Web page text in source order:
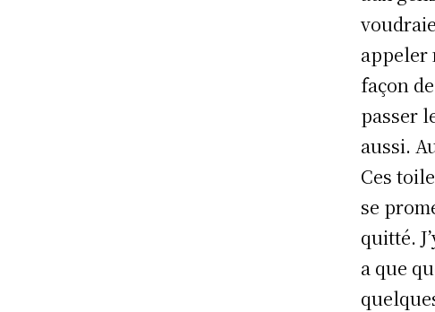
appeler
façon
passer
aussi.
Ces
se
quitté.
a que